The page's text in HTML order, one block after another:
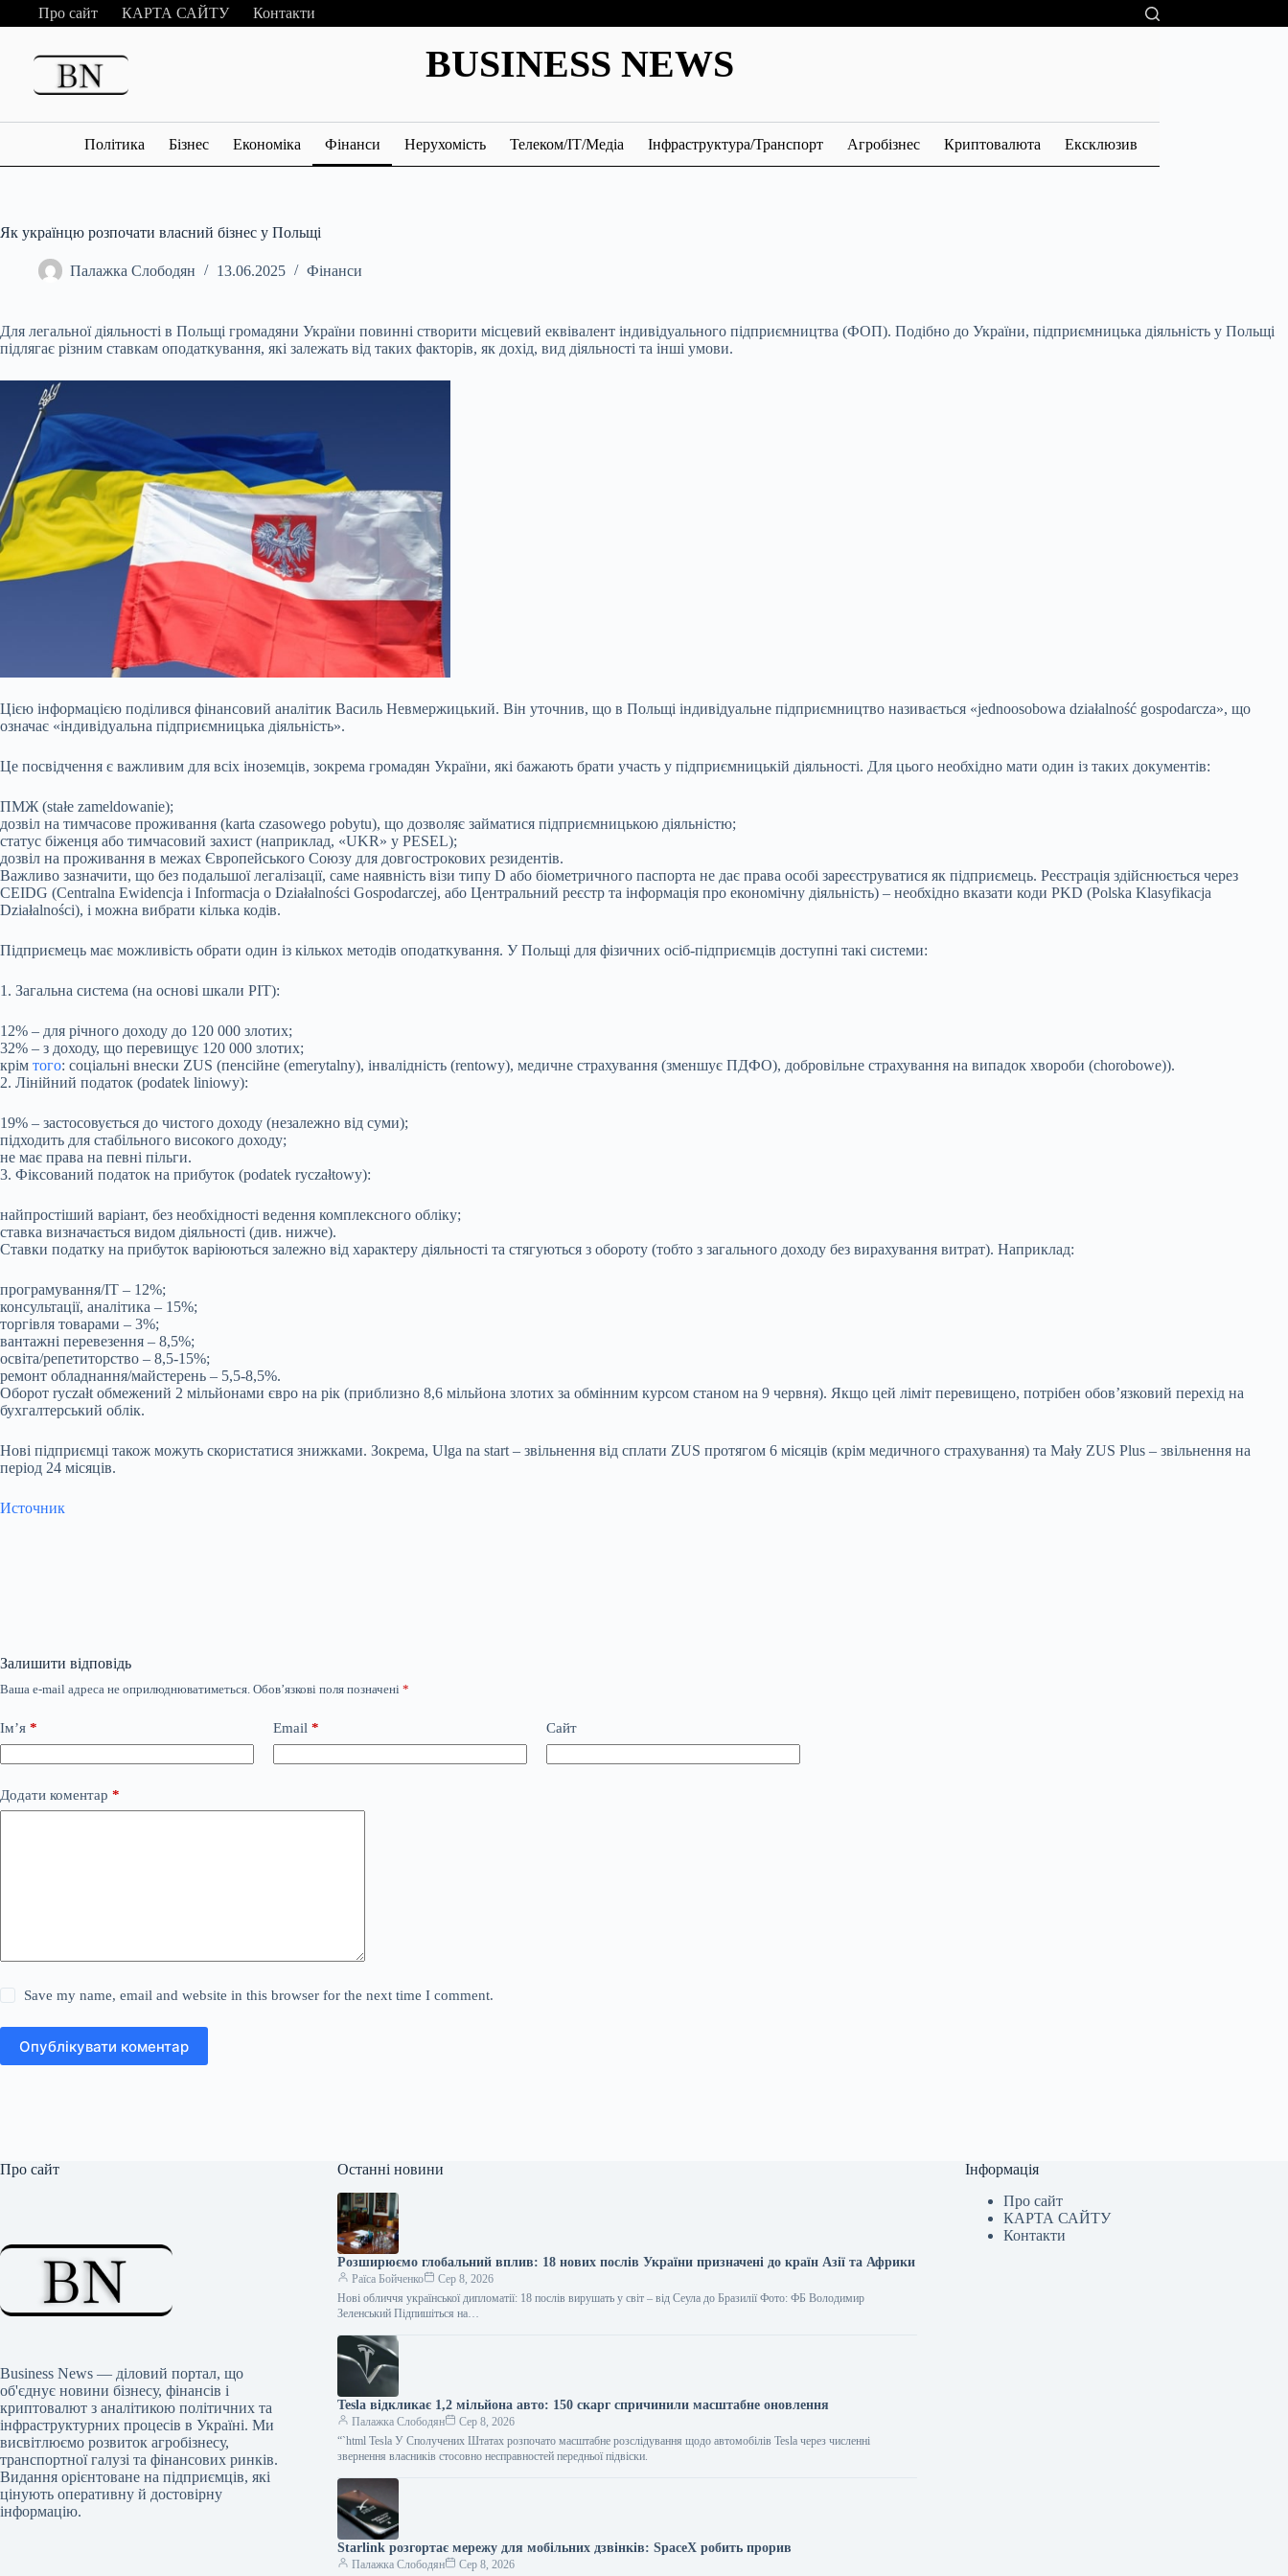
Перейти
до
Про сайт КАРТА САЙТУ Контакти
BUSINESS NEWS
Політика Бізнес Економіка Фінанси Нерухомість Телеком/ІТ/Медіа Інфраструктура/Транспорт Агробізнес Криптовалюта Ексклюзив
Як українцю розпочати власний бізнес у Польщі
Палажка Слободян 13.06.2025 Фінанси
Для легальної діяльності в Польщі громадяни України повинні створити місцевий еквівалент індивідуального підприємництва (ФОП). Подібно до України, підприємницька діяльність у Польщі
підлягає різним ставкам оподаткування, які залежать від таких факторів, як дохід, вид діяльності та інші умови.
Цією інформацією поділився фінансовий аналітик Василь Невмержицький. Він уточнив, що в Польщі індивідуальне підприємництво називається «jednoosobowa działalność gospodarcza», що
означає «індивідуальна підприємницька діяльність».
Це посвідчення є важливим для всіх іноземців, зокрема громадян України, які бажають брати участь у підприємницькій діяльності. Для цього необхідно мати один із таких документів:
ПМЖ (stałe zameldowanie);
дозвіл на тимчасове проживання (karta czasowego pobytu), що дозволяє займатися підприємницькою діяльністю;
статус біженця або тимчасовий захист (наприклад, «UKR» у PESEL);
дозвіл на проживання в межах Європейського Союзу для довгострокових резидентів.
Важливо зазначити, що без подальшої легалізації, саме наявність візи типу D або біометричного паспорта не дає права особі зареєструватися як підприємець. Реєстрація здійснюється через
CEIDG (Centralna Ewidencja i Informacja o Działalności Gospodarczej, або Центральний реєстр та інформація про економічну діяльність) – необхідно вказати коди PKD (Polska Klasyfikacja
Działalności), і можна вибрати кілька кодів.
Підприємець має можливість обрати один із кількох методів оподаткування. У Польщі для фізичних осіб-підприємців доступні такі системи:
1. Загальна система (на основі шкали PIT):
12% – для річного доходу до 120 000 злотих;
32% – з доходу, що перевищує 120 000 злотих;
крім того: соціальні внески ZUS (пенсійне (emerytalny), інвалідність (rentowy), медичне страхування (зменшує ПДФО), добровільне страхування на випадок хвороби (chorobowe)).
2. Лінійний податок (podatek liniowy):
19% – застосовується до чистого доходу (незалежно від суми);
підходить для стабільного високого доходу;
не має права на певні пільги.
3. Фіксований податок на прибуток (podatek ryczałtowy):
найпростіший варіант, без необхідності ведення комплексного обліку;
ставка визначається видом діяльності (див. нижче).
Ставки податку на прибуток варіюються залежно від характеру діяльності та стягуються з обороту (тобто з загального доходу без вирахування витрат). Наприклад:
програмування/ІТ – 12%;
консультації, аналітика – 15%;
торгівля товарами – 3%;
вантажні перевезення – 8,5%;
освіта/репетиторство – 8,5-15%;
ремонт обладнання/майстерень – 5,5-8,5%.
Оборот ryczałt обмежений 2 мільйонами євро на рік (приблизно 8,6 мільйона злотих за обмінним курсом станом на 9 червня). Якщо цей ліміт перевищено, потрібен обов’язковий перехід на
бухгалтерський облік.
Нові підприємці також можуть скористатися знижками. Зокрема, Ulga na start – звільнення від сплати ZUS протягом 6 місяців (крім медичного страхування) та Mały ZUS Plus – звільнення на
період 24 місяців.
Источник
Залишити відповідь
Ваша e-mail адреса не оприлюднюватиметься. Обов’язкові поля позначені *
Ім’я * Email * Сайт
Додати коментар *
Save my name, email and website in this browser for the next time I comment.
Опублікувати коментар
Про сайт
Business News — діловий портал, що
об'єднує новини бізнесу, фінансів і
криптовалют з аналітикою політичних та
інфраструктурних процесів в Україні. Ми
висвітлюємо розвиток агробізнесу,
транспортної галузі та фінансових ринків.
Видання орієнтоване на підприємців, які
цінують оперативну й достовірну
інформацію.
Останні новини
Розширюємо глобальний вплив: 18 нових послів України призначені до країн Азії та Африки
Раїса Бойченко
Сер 8, 2026
Нові обличчя української дипломатії: 18 послів вирушать у світ – від Сеула до Бразилії Фото: ФБ Володимир
Зеленський Підпишіться на…
Tesla відкликає 1,2 мільйона авто: 150 скарг спричинили масштабне оновлення
Палажка Слободян
Сер 8, 2026
“`html Tesla У Сполучених Штатах розпочато масштабне розслідування щодо автомобілів Tesla через численні
звернення власників стосовно несправностей передньої підвіски.
Starlink розгортає мережу для мобільних дзвінків: SpaceX робить прорив
Палажка Слободян Сер 8, 2026
Інформація
Про сайт
КАРТА САЙТУ
Контакти